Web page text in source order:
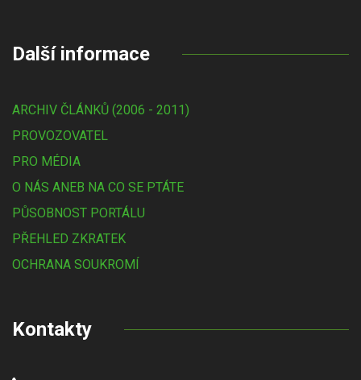
Další informace
ARCHIV ČLÁNKŮ (2006 - 2011)
PROVOZOVATEL
PRO MÉDIA
O NÁS ANEB NA CO SE PTÁTE
PŮSOBNOST PORTÁLU
PŘEHLED ZKRATEK
OCHRANA SOUKROMÍ
Kontakty